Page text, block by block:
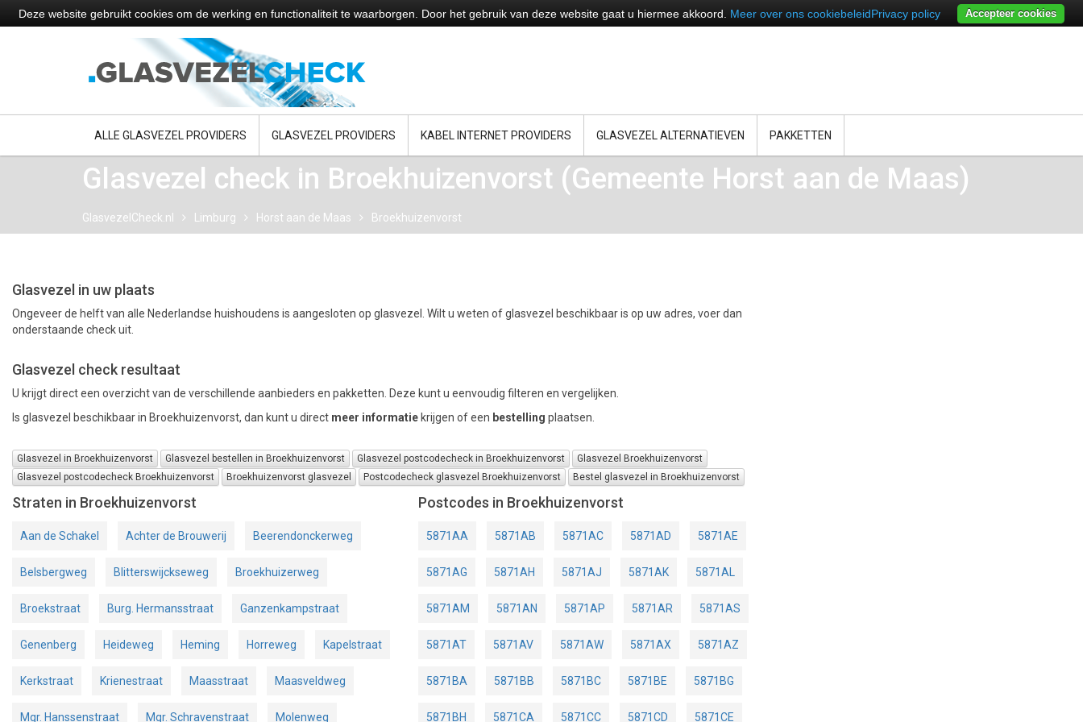
ALLE GLASVEZEL PROVIDERS GLASVEZEL PROVIDERS KABEL INTERNET PROVIDERS GLASVEZEL ALTERNATIEVEN PAKKETTEN
Glasvezel check in Broekhuizenvorst (Gemeente Horst aan de Maas)
GlasvezelCheck.nl Limburg Horst aan de Maas Broekhuizenvorst
Glasvezel in uw plaats
Ongeveer de helft van alle Nederlandse huishoudens is aangesloten op glasvezel. Wilt u weten of glasvezel beschikbaar is op uw adres, voer dan
onderstaande check uit.
Glasvezel check resultaat
U krijgt direct een overzicht van de verschillende aanbieders en pakketten. Deze kunt u eenvoudig filteren en vergelijken.
Is glasvezel beschikbaar in Broekhuizenvorst, dan kunt u direct meer informatie krijgen of een bestelling plaatsen.
Glasvezel in Broekhuizenvorst Glasvezel bestellen in Broekhuizenvorst Glasvezel postcodecheck in Broekhuizenvorst
Glasvezel Broekhuizenvorst
Glasvezel postcodecheck Broekhuizenvorst
Broekhuizenvorst glasvezel Postcodecheck glasvezel Broekhuizenvorst Bestel glasvezel in Broekhuizenvorst
Straten in Broekhuizenvorst
Aan de Schakel Achter de Brouwerij Beerendonckerweg
Belsbergweg Blitterswijckseweg Broekhuizerweg
Broekstraat Burg. Hermansstraat Ganzenkampstraat
Genenberg Heideweg Heming Horreweg Kapelstraat
Kerkstraat Krienestraat Maasstraat Maasveldweg
Mgr. Hanssenstraat Mgr. Schravenstraat Molenweg
Postcodes in Broekhuizenvorst
5871AA 5871AB 5871AC 5871AD 5871AE
5871AG 5871AH 5871AJ 5871AK 5871AL
5871AM 5871AN 5871AP 5871AR 5871AS
5871AT 5871AV 5871AW 5871AX 5871AZ
5871BA 5871BB 5871BC 5871BE 5871BG
5871BH 5871CA 5871CC 5871CD 5871CE
Deze website gebruikt cookies om de werking en functionaliteit te waarborgen. Door het gebruik van deze website gaat u hiermee akkoord. Meer over ons cookiebeleidPrivacy policy Accepteer cookies